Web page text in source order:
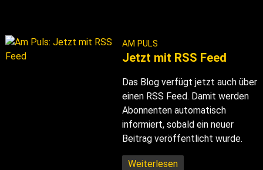
AM PULS
Jetzt mit RSS Feed
Das Blog verfügt jetzt auch über
einen RSS Feed. Damit werden
Abonnenten automatisch
informiert, sobald ein neuer
Beitrag veröffentlicht wurde.
Weiterlesen